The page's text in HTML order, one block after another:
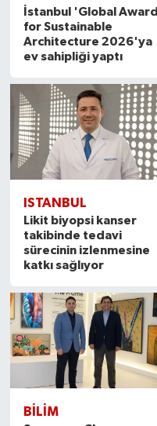
İstanbul 'Global Award
for Sustainable
Architecture 2026'ya
ev sahipliği yaptı
ISTANBUL
Likit biyopsi kanser
takibinde tedavi
sürecinin izlenmesine
katkı sağlıyor
BILIM